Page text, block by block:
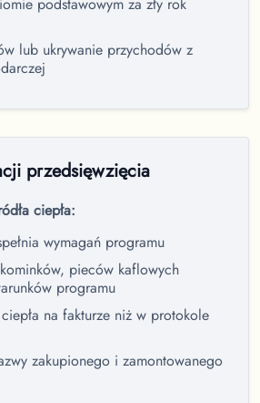
lub ukrywanie przychodów z
przedsięwzięcia
ciepła:
wymagań programu
pieców kaflowych
programu
na fakturze niż w protokole
zakupionego i zamontowanego